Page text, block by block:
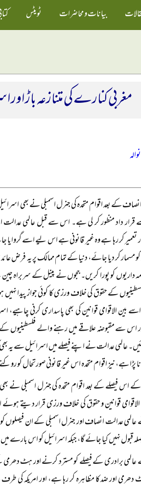
بیانات و محاضرات ٹویٹس
مغربی کنارے کی متنازعہ باڑ
کے بعد اقوام متحدہ کی جنرل اسمبلی نے بھی
تعمیر کر رہا ہے وہ غیر قانونی ہے اس لیے اسے
مسمار کر دیا جائے، دنیا کے تمام ممالک پر یہ فرض
ذمہ داریوں کو پورا کریں۔ ججوں نے پینل کے
کے حقوق کی خلاف ورزی کا کوئی جواز پیدا
الاقوامی قوانین کی بھی پاسداری کرنی چاہیے،
سے مقبوضہ علاقے میں رہنے والے فلسطینیوں
عالمی عدالت نے اپنے فیصلے میں اسرائیل سے یہ بھی
پڑا ہے، نیز اقوام متحدہ اس غیر قانونی صورتحال کو
اس فیصلے کے بعد اقوام متحدہ کی جنرل اسمبلی نے
الاقوامی قوانین و حقوق کی خلاف ورزی قرار دیتے
عدالت انصاف اور جنرل اسمبلی کے ان فیصلوں
قبول نہیں کیا جائے گا، جبکہ اسرائیل کو اس
برادری کے فیصلے کو مسترد کرنے اور ہٹ
اور ضد کا مظاہرہ کر رہا ہے، اور امریکہ کی طرف